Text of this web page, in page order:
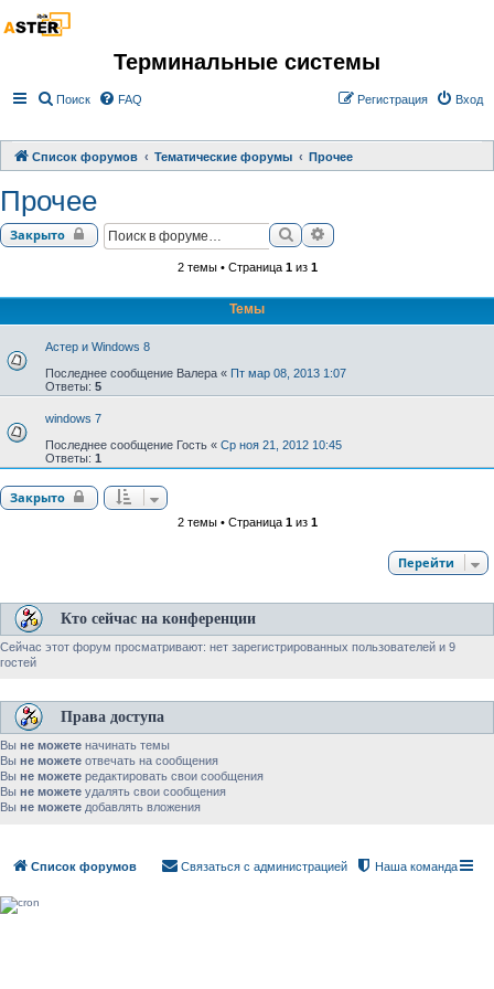
Терминальные системы
Поиск FAQ Вход
Регистрация
Список форумов Тематические форумы Прочее
Прочее
Закрыто ПоискРасширенный поиск
2 темы • Страница 1из 1
Темы
Астер и Windows 8
Последнее сообщение Валера « Пт мар 08, 2013 1:07
Ответы: 5
windows 7
Последнее сообщение Гость « Ср ноя 21, 2012 10:45
Ответы: 1
Закрыто
2 темы • Страница 1из 1
Перейти
Кто сейчас на конференции
Сейчас этот форум просматривают: нет зарегистрированных пользователей и 9
гостей
Права доступа
Вы не можете начинать темы
Вы не можете отвечать на сообщения
Вы не можете редактировать свои сообщения
Вы не можете удалять свои сообщения
Вы не можете добавлять вложения
Список форумов Наша команда
Связаться с администрацией